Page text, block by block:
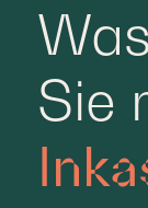
Sie